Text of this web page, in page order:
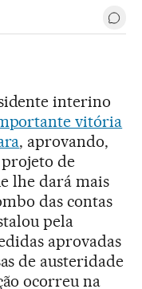
interino
vitória
, aprovando,
de
lhe dará mais
das contas
pela
aprovadas
de austeridade
ocorreu na